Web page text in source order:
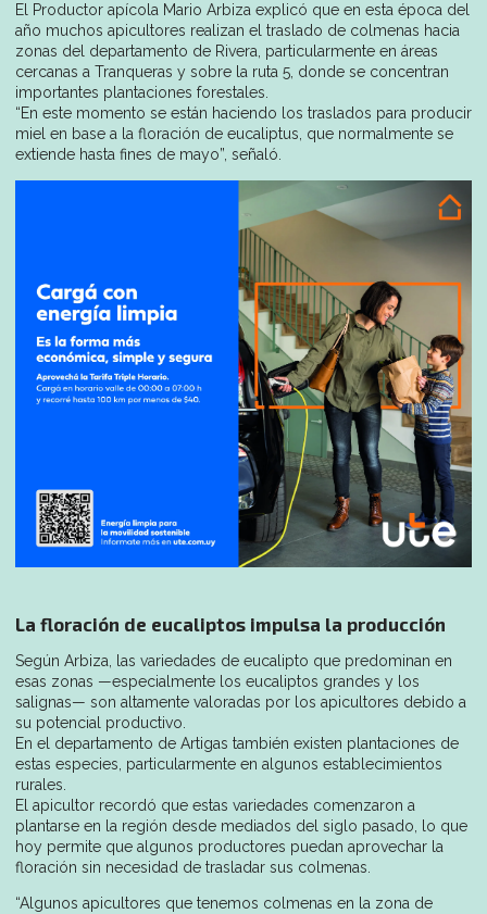
El Productor apícola Mario Arbiza explicó que en esta época del
año muchos apicultores realizan el traslado de colmenas hacia
zonas del departamento de Rivera, particularmente en áreas
cercanas a Tranqueras y sobre la ruta 5, donde se concentran
importantes plantaciones forestales.
“En este momento se están haciendo los traslados para producir
miel en base a la floración de eucaliptus, que normalmente se
extiende hasta fines de mayo”, señaló.
La floración de eucaliptos impulsa la producción
Según Arbiza, las variedades de eucalipto que predominan en
esas zonas —especialmente los eucaliptos grandes y los
salignas— son altamente valoradas por los apicultores debido a
su potencial productivo.
En el departamento de Artigas también existen plantaciones de
estas especies, particularmente en algunos establecimientos
rurales.
El apicultor recordó que estas variedades comenzaron a
plantarse en la región desde mediados del siglo pasado, lo que
hoy permite que algunos productores puedan aprovechar la
floración sin necesidad de trasladar sus colmenas.
“Algunos apicultores que tenemos colmenas en la zona de